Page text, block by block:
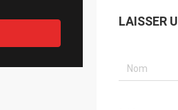
LAISSER